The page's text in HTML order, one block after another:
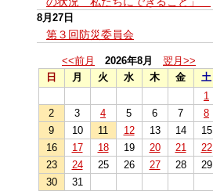
8月27日
第３回防災委員会
<<前月 2026年8月
翌月>>
日
月 火 水 木 金
土
1
2
3 4 5 6 7
8
9
10 11 12 13 14
15
16
17 18 19 20 21
22
23
24 25 26 27 28
29
30
31